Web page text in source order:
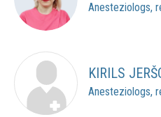
Anesteziologs,
KIRILS
Anesteziologs,